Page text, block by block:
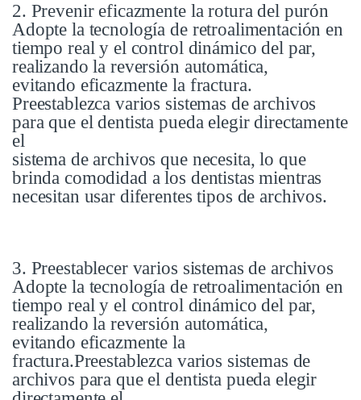
2. Prevenir eficazmente la rotura del purón
Adopte la tecnología de retroalimentación en
tiempo real y el control dinámico del par,
realizando la reversión automática,
evitando eficazmente la fractura.
Preestablezca varios sistemas de archivos
para que el dentista pueda elegir directamente
el
sistema de archivos que necesita, lo que
brinda comodidad a los dentistas mientras
necesitan usar diferentes tipos de archivos.
3. Preestablecer varios sistemas de archivos
Adopte la tecnología de retroalimentación en
tiempo real y el control dinámico del par,
realizando la reversión automática,
evitando eficazmente la
fractura.Preestablezca varios sistemas de
archivos para que el dentista pueda elegir